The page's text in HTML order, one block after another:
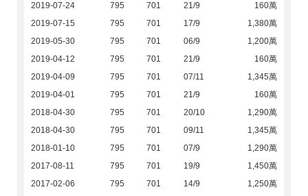
2019-07-24
795 701 21/9
160萬
2019-07-15
795 701 17/9
1,380萬
2019-05-30
795 701 06/9
1,200萬
2019-04-12
795 701 21/9
160萬
2019-04-09
795 701 07/11
1,345萬
2019-04-01
795 701 21/9
160萬
2018-04-30
795 701 20/10
1,290萬
2018-04-30
795 701 09/11
1,345萬
2018-01-10
795 701 07/9
1,290萬
2017-08-11
795 701 19/9
1,450萬
2017-02-06
795 701 14/9 1,250萬